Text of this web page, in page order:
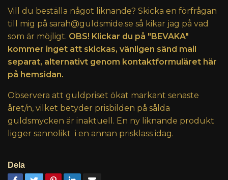
Vill du beställa något liknande? Skicka en förfrågan
till mig på sarah@guldsmide.se så kikar jag på vad
som är möjligt. OBS! Klickar du på "BEVAKA"
kommer inget att skickas, vänligen sänd mail
separat, alternativt genom kontaktformuläret här
på hemsidan.
Observera att guldpriset ökat markant senaste
året/n, vilket betyder prisbilden på sålda
guldsmycken är inaktuell. En ny liknande produkt
ligger sannolikt i en annan prisklass idag.
Dela